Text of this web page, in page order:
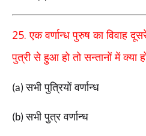
25.एक वर्णान्ध पुरुष का विवाह
पुत्री से हुआ हो तो सन्तानों में क्या
(a)सभी पुत्रियों वर्णान्ध
(b)सभी पुत्र वर्णान्ध